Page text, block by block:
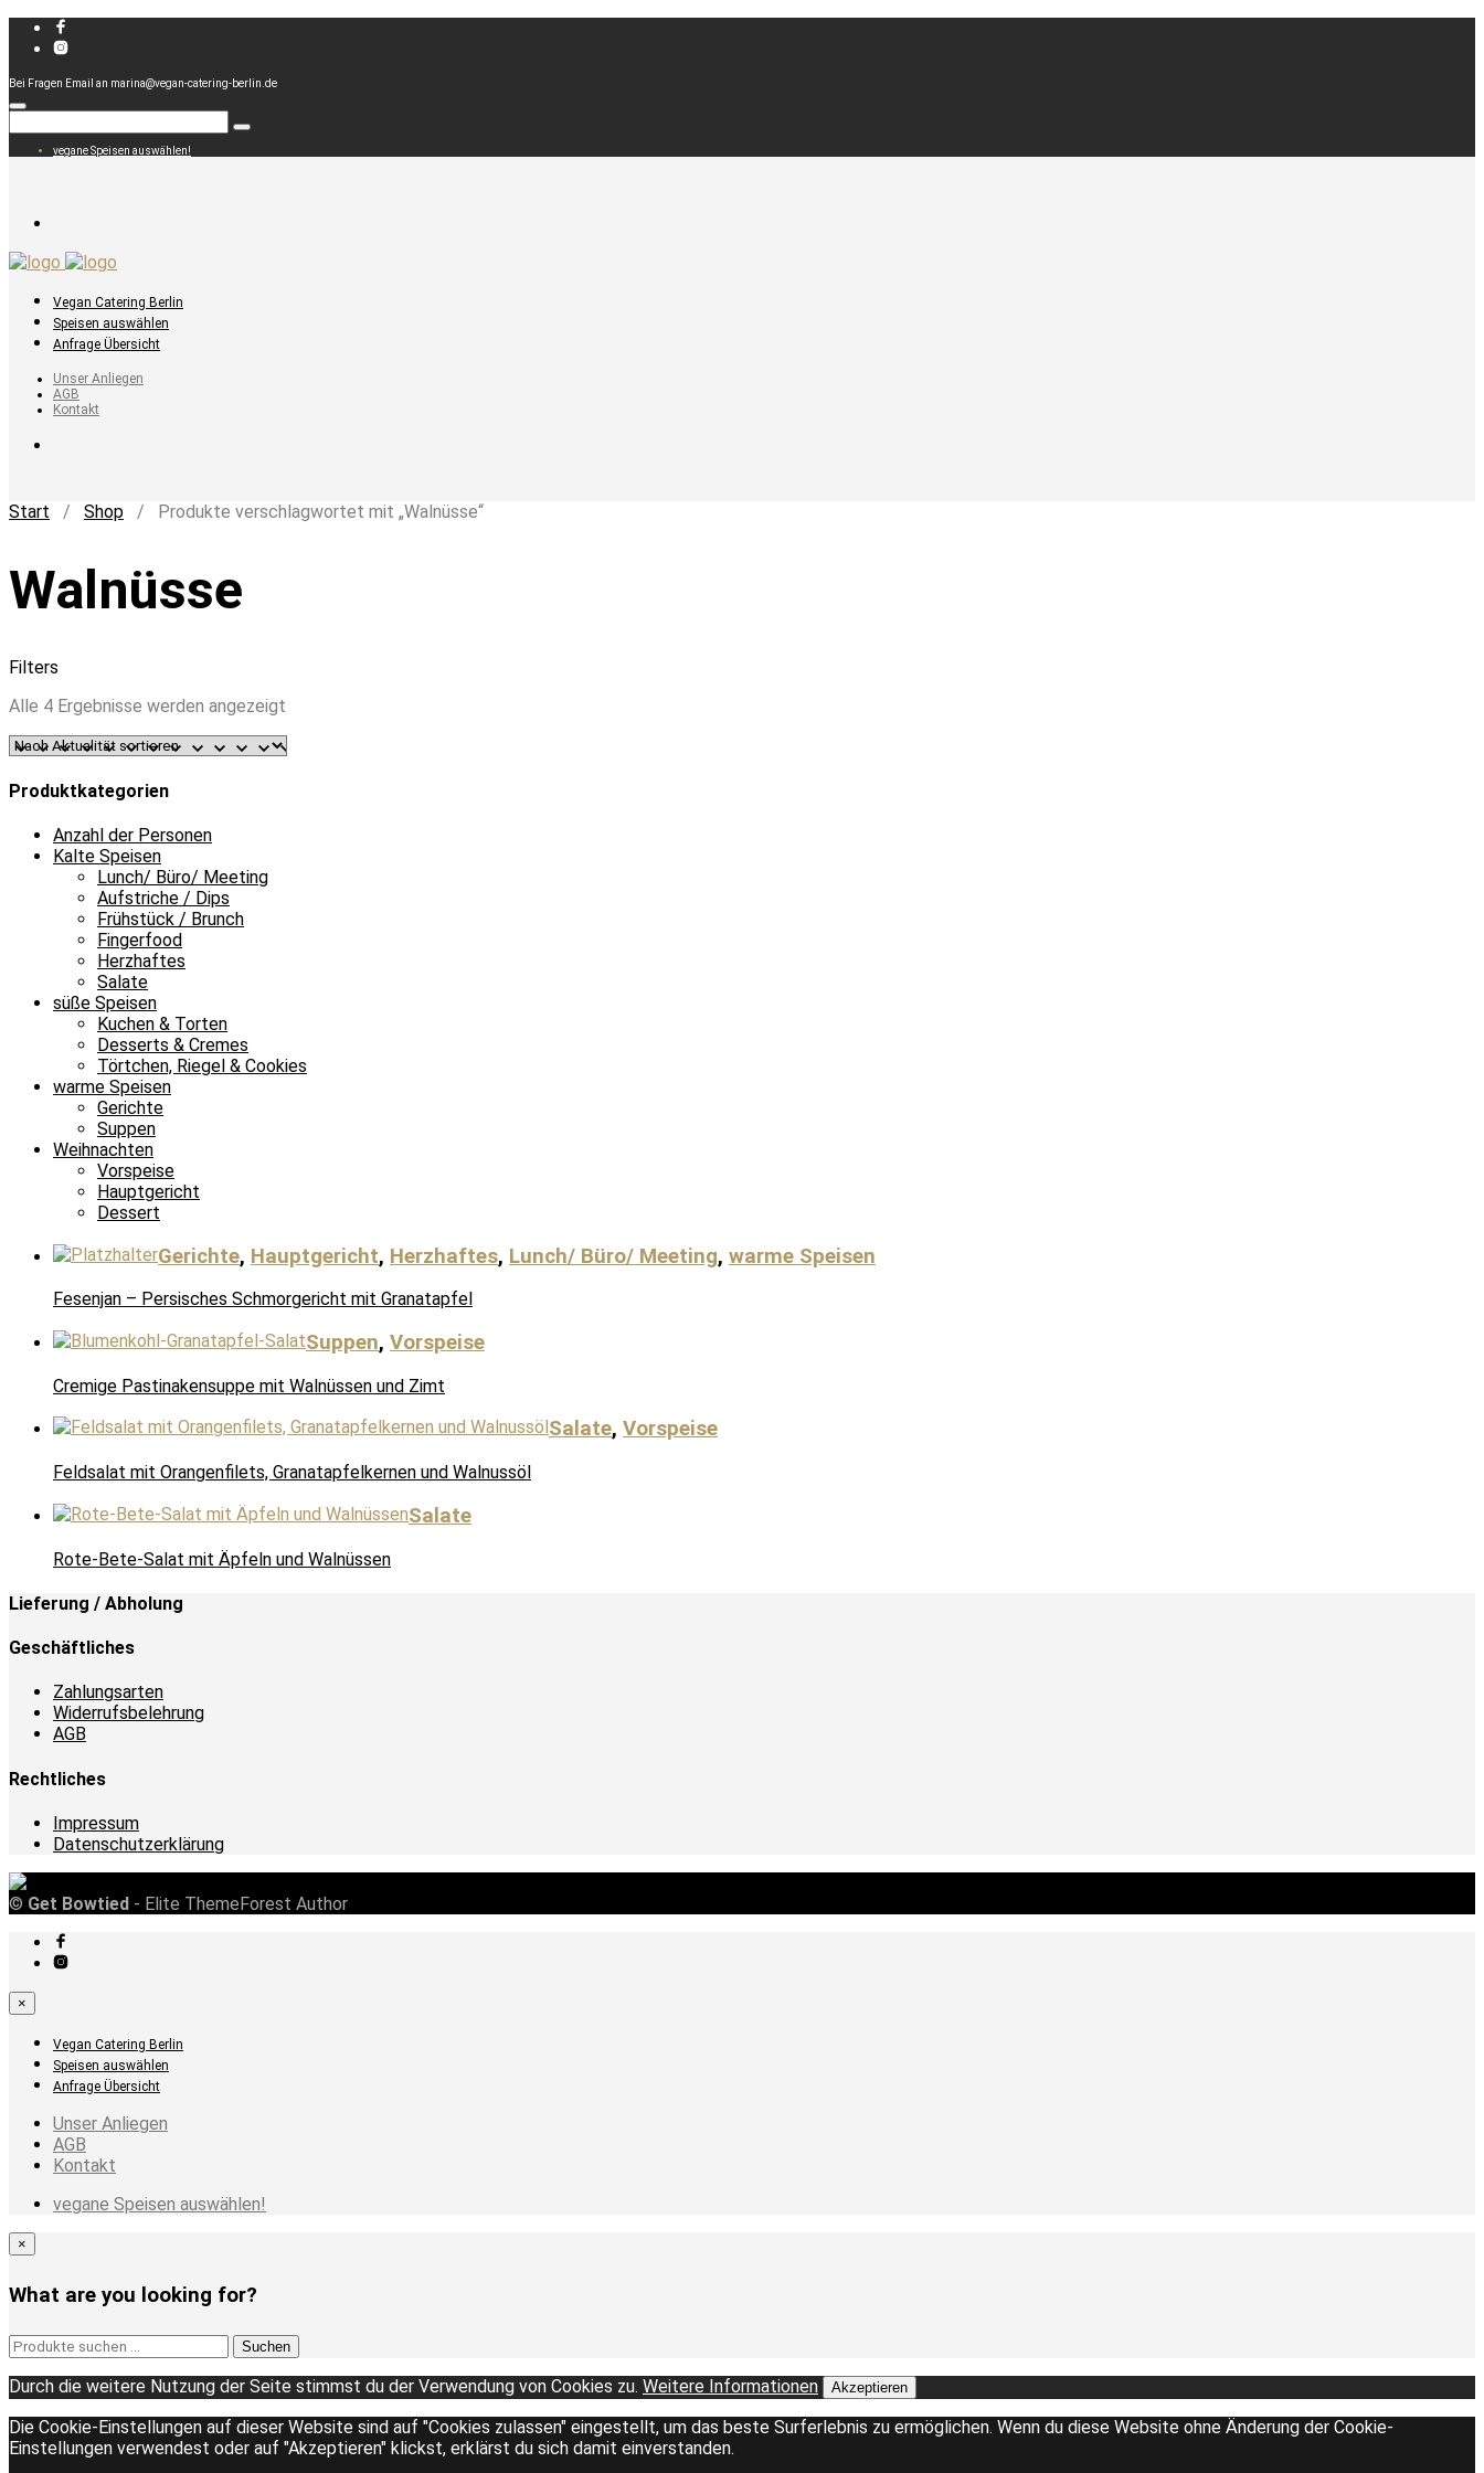
Bei Fragen Email an marina@vegan-catering-berlin.de
vegane Speisen auswählen!
Vegan Catering Berlin
Speisen auswählen
Anfrage Übersicht
Unser Anliegen
AGB
Kontakt
Start / Shop / Produkte verschlagwortet mit „Walnüsse“
Walnüsse
Filters
Alle 4 Ergebnisse werden angezeigt
sortiert
Produktkategorien
Anzahl der Personen
Kalte Speisen
Lunch/ Büro/ Meeting
Aufstriche / Dips
Frühstück / Brunch
Fingerfood
Herzhaftes
Salate
süße Speisen
Kuchen & Torten
Desserts & Cremes
Törtchen, Riegel & Cookies
warme Speisen
Gerichte
Suppen
Weihnachten
Vorspeise
Hauptgericht
Dessert
Gerichte, Hauptgericht, Herzhaftes, Lunch/ Büro/ Meeting, warme Speisen
Fesenjan – Persisches Schmorgericht mit Granatapfel
Suppen, Vorspeise
Cremige Pastinakensuppe mit Walnüssen und Zimt
Salate, Vorspeise
Feldsalat mit Orangenfilets, Granatapfelkernen und Walnussöl
Salate
Rote-Bete-Salat mit Äpfeln und Walnüssen
Lieferung / Abholung
Geschäftliches
Zahlungsarten
Widerrufsbelehrung
AGB
Rechtliches
Impressum
Datenschutzerklärung
© Get Bowtied - Elite ThemeForest Author
×
Vegan Catering Berlin
Speisen auswählen
Anfrage Übersicht
Unser Anliegen
AGB
Kontakt
vegane Speisen auswählen!
×
What are you looking for?
Suchen
nach:
Suchen
Durch die weitere Nutzung der Seite stimmst du der Verwendung von Cookies zu. Weitere Informationen Akzeptieren
Die Cookie-Einstellungen auf dieser Website sind auf "Cookies zulassen" eingestellt, um das beste Surferlebnis zu ermöglichen. Wenn du diese Website ohne Änderung der Cookie-
Einstellungen verwendest oder auf "Akzeptieren" klickst, erklärst du sich damit einverstanden.